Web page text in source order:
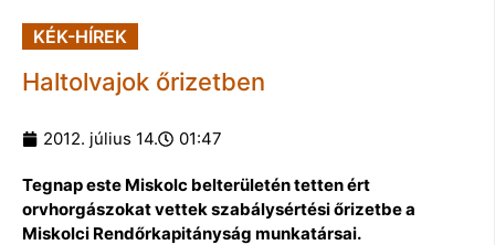
KÉK-HÍREK
Haltolvajok őrizetben
2012. július 14. 01:47
Tegnap este Miskolc belterületén tetten ért
orvhorgászokat vettek szabálysértési őrizetbe a
Miskolci Rendőrkapitányság munkatársai.